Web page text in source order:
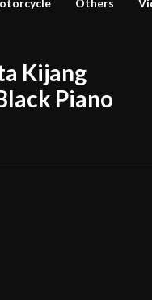
Others
Kijang
Piano